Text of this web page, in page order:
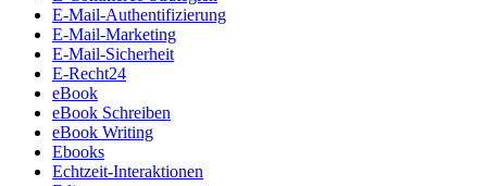
E-Mail-Authentifizierung
E-Mail-Marketing
E-Mail-Sicherheit
E-Recht24
eBook
eBook Schreiben
eBook Writing
Ebooks
Echtzeit-Interaktionen